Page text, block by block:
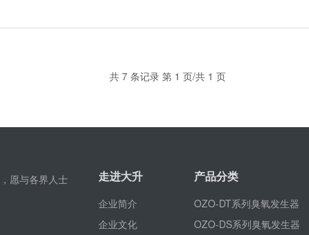
环境
共 7 条记录 第 1 页/共 1 页
愿与各界人士 走进大升
企业简介
企业文化
产品分类
OZO-DT系列臭氧发生器
OZO-DS系列臭氧发生器